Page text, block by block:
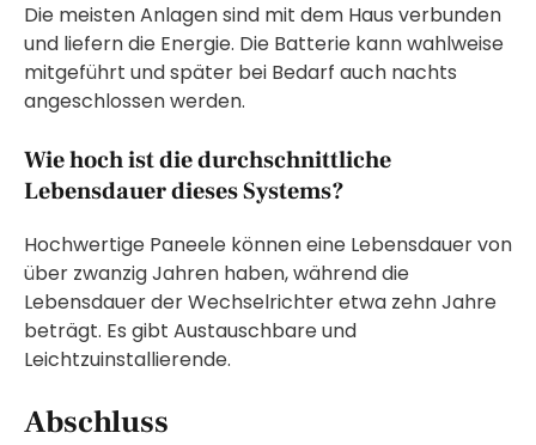
Die meisten Anlagen sind mit dem Haus verbunden
und liefern die Energie. Die Batterie kann wahlweise
mitgeführt und später bei Bedarf auch nachts
angeschlossen werden.
Wie hoch ist die durchschnittliche
Lebensdauer dieses Systems?
Hochwertige Paneele können eine Lebensdauer von
über zwanzig Jahren haben, während die
Lebensdauer der Wechselrichter etwa zehn Jahre
beträgt. Es gibt Austauschbare und
Leichtzuinstallierende.
Abschluss